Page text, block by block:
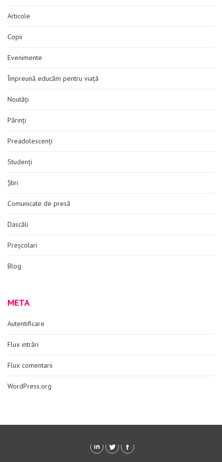
Articole
Copii
Evenimente
Împreună educăm pentru viață
Noutăți
Părinți
Preadolescenți
Studenți
Știri
Comunicate de presă
Dascăli
Preșcolari
Blog
META
Autentificare
Flux intrări
Flux comentarii
WordPress.org